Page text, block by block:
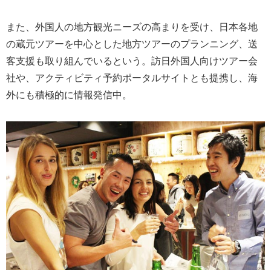
また、外国人の地方観光ニーズの高まりを受け、日本各地
の蔵元ツアーを中心とした地方ツアーのプランニング、送
客支援も取り組んでいるという。訪日外国人向けツアー会
社や、アクティビティ予約ポータルサイトとも提携し、海
外にも積極的に情報発信中。